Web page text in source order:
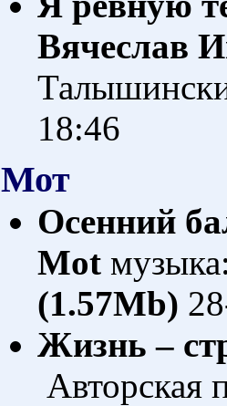
Вячеслав
18:46
Мот
Осенний
Mot
(1.57Mb)
Жизнь –
Авторская